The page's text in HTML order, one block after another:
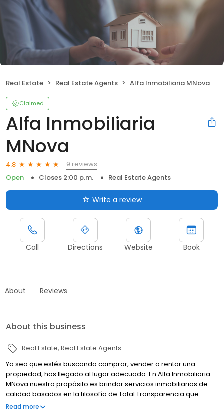
Real Estate Real Estate Agents Alfa Inmobiliaria MNova
Claimed
Alfa Inmobiliaria
MNova
4.8
9 reviews
Open
Closes 2:00 p.m. Real Estate Agents
Write a review
Call Directions Website Book
About Reviews
About this business
Real Estate Real Estate Agents
Ya sea que estés buscando comprar, vender o rentar una
propiedad, has llegado al lugar adecuado. En Alfa Inmobiliaria
MNova nuestro propósito es brindar servicios inmobiliarios de
calidad basados en la filosofía de Total Transparencia que
caracteriza a nuestra red de franquicias inmobiliarias. Somos
Read more